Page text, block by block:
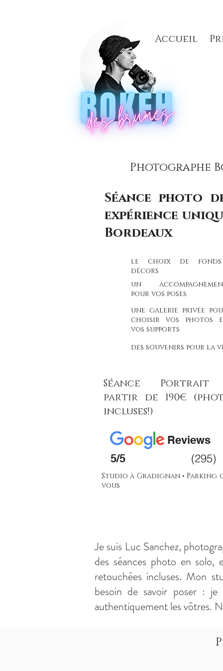
Accueil
Photographe
Séance photo
expérience
Bordeaux
le choix de
décors
un
pour vos poses
une galerie privée
choisir vos photos
vos supports
des souvenirs pour la
Séance
partir de 190€
incluses!)
Reviews
5/5
(295)
Studio à Gradignan • Parking
vous
Je suis Luc Sanchez,
des séances photo en
retouchées incluses. Mon
besoin de savoir poser :
authentiquement les vôtres.